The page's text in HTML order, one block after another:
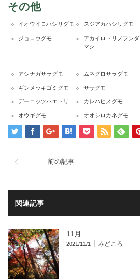
その他
イオウイロハシリグモ スジアカハシリグモ
ジョロウグモ
アカイロトリノフンダ
マシ
アシナガサラグモ ムネグロサラグモ
ギンメッキゴミグモ ササグモ
デーニッツハエトリ カレハヒメグモ
オウギグモ オオシロカネグモ
前の記事
関連記事
11月
2021/11/1 みどころ